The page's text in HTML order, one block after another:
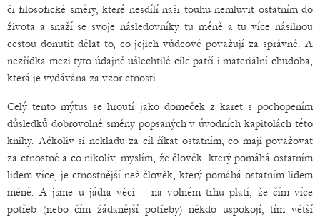
či filosofické směry, které nesdílí naši touhu nemluvit ostatním do
života a snaží se svoje následovníky tu méně a tu více násilnou
cestou donutit dělat to, co jejich vůdcové považují za správné. A
nezřídka mezi tyto údajně ušlechtilé cíle patří i materiální chudoba,
která je vydávána za vzor ctnosti.
Celý tento mýtus se hroutí jako domeček z karet s pochopením
důsledků dobrovolné směny popsaných v úvodních kapitolách této
knihy. Ačkoliv si nekladu za cíl říkat ostatním, co mají považovat
za ctnostné a co nikoliv, myslím, že člověk, který pomáhá ostatním
lidem více, je ctnostnější než člověk, který pomáhá ostatním lidem
méně. A jsme u jádra věci – na volném trhu platí, že čím více
potřeb (nebo čím žádanější potřeby) někdo uspokojí, tím větší